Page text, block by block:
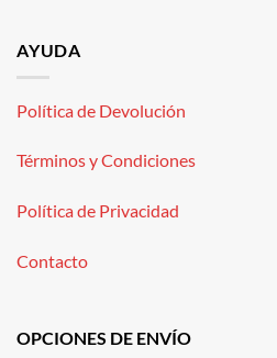
AYUDA
Política de Devolución
Términos y Condiciones
Política de Privacidad
Contacto
OPCIONES DE ENVÍO